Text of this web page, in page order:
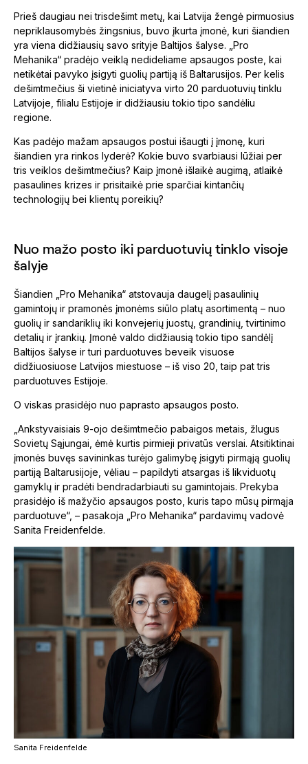
Prieš daugiau nei trisdešimt metų, kai Latvija žengė pirmuosius
nepriklausomybės žingsnius, buvo įkurta įmonė, kuri šiandien
yra viena didžiausių savo srityje Baltijos šalyse. „Pro
Mehanika“ pradėjo veiklą nedideliame apsaugos poste, kai
netikėtai pavyko įsigyti guolių partiją iš Baltarusijos. Per kelis
dešimtmečius ši vietinė iniciatyva virto 20 parduotuvių tinklu
Latvijoje, filialu Estijoje ir didžiausiu tokio tipo sandėliu
regione.
Kas padėjo mažam apsaugos postui išaugti į įmonę, kuri
šiandien yra rinkos lyderė? Kokie buvo svarbiausi lūžiai per
tris veiklos dešimtmečius? Kaip įmonė išlaikė augimą, atlaikė
pasaulines krizes ir prisitaikė prie sparčiai kintančių
technologijų bei klientų poreikių?
Nuo mažo posto iki parduotuvių tinklo visoje
šalyje
Šiandien „Pro Mehanika“ atstovauja daugelį pasaulinių
gamintojų ir pramonės įmonėms siūlo platų asortimentą – nuo
guolių ir sandariklių iki konvejerių juostų, grandinių, tvirtinimo
detalių ir įrankių. Įmonė valdo didžiausią tokio tipo sandėlį
Baltijos šalyse ir turi parduotuves beveik visuose
didžiuosiuose Latvijos miestuose – iš viso 20, taip pat tris
parduotuves Estijoje.
O viskas prasidėjo nuo paprasto apsaugos posto.
„Ankstyvaisiais 9-ojo dešimtmečio pabaigos metais, žlugus
Sovietų Sąjungai, ėmė kurtis pirmieji privatūs verslai. Atsitiktinai
įmonės buvęs savininkas turėjo galimybę įsigyti pirmąją guolių
partiją Baltarusijoje, vėliau – papildyti atsargas iš likviduotų
gamyklų ir pradėti bendradarbiauti su gamintojais. Prekyba
prasidėjo iš mažyčio apsaugos posto, kuris tapo mūsų pirmąja
parduotuve“, – pasakoja „Pro Mehanika“ pardavimų vadovė
Sanita Freidenfelde.
Sanita Freidenfelde